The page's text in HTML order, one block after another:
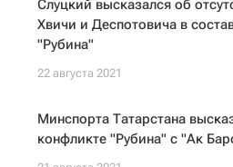
Слуцкий высказался об
Хвичи и Деспотовича в
"Рубина"
22 августа 2021
Минспорта Татарстана
конфликте "Рубина" с "Ак